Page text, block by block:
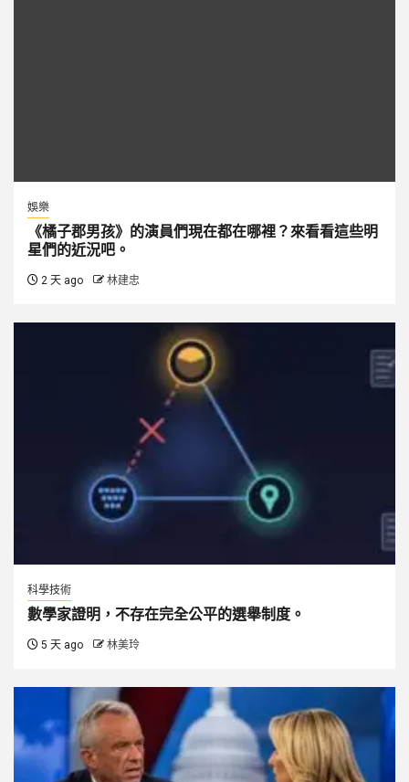
娛樂
《橘子郡男孩》的演員們現在都在哪裡？來看看這些明
星們的近況吧。
2 天 ago 林建忠
科學技術
數學家證明，不存在完全公平的選舉制度。
5 天 ago 林美玲